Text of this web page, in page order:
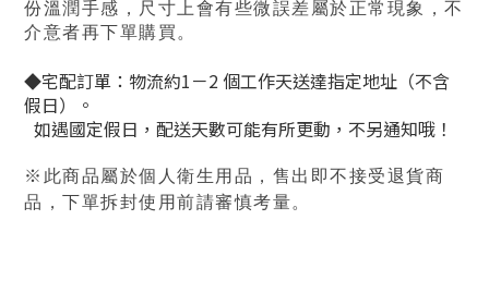
份溫潤手感，尺寸上會有些微誤差屬於正常現象，不
介意者再下單購買。
◆宅配訂單：物流約1－2 個工作天送達指定地址（不含
假日）。
如遇國定假日，配送天數可能有所更動，不另通知哦！
※此商品屬於個人衛生用品，售出即不接受退貨商
品，下單拆封使用前請審慎考量。